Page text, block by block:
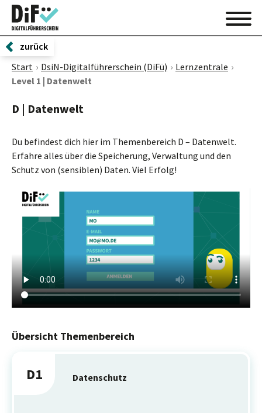
zurück
Start
DsiN-Digitalführerschein (DiFü)
Lernzentrale
Level 1 | Datenwelt
D | Datenwelt
Du befindest dich hier im Themenbereich D – Datenwelt.
Erfahre alles über die Speicherung, Verwaltung und den
Schutz von (sensiblen) Daten. Viel Erfolg!
Übersicht Themenbereich
D1 Datenschutz